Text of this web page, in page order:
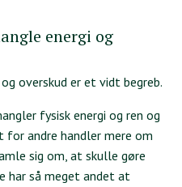
energi og
overskud er et vidt begreb.
fysisk energi og ren og
for andre handler mere om
sig om, at skulle gøre
har så meget andet at